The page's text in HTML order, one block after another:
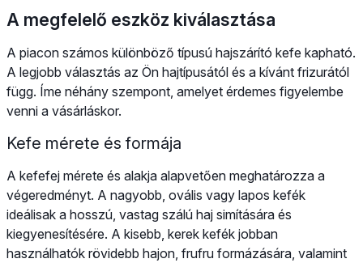
A megfelelő eszköz kiválasztása
A piacon számos különböző típusú hajszárító kefe kapható.
A legjobb választás az Ön hajtípusától és a kívánt frizurától
függ. Íme néhány szempont, amelyet érdemes figyelembe
venni a vásárláskor.
Kefe mérete és formája
A kefefej mérete és alakja alapvetően meghatározza a
végeredményt. A nagyobb, ovális vagy lapos kefék
ideálisak a hosszú, vastag szálú haj simítására és
kiegyenesítésére. A kisebb, kerek kefék jobban
használhatók rövidebb hajon, frufru formázására, valamint